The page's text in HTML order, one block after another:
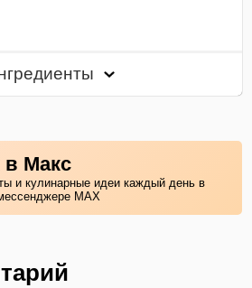
в Макс
и кулинарные идеи каждый день в
MAX